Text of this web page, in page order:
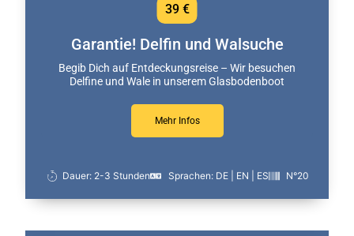
Garantie! Delfin und Walsuche
Begib Dich auf Entdeckungsreise – Wir besuchen
Delfine und Wale in unserem Glasbodenboot
Mehr Infos
39 €
Dauer: 2-3 Stunden Sprachen: DE | EN | ES N°20